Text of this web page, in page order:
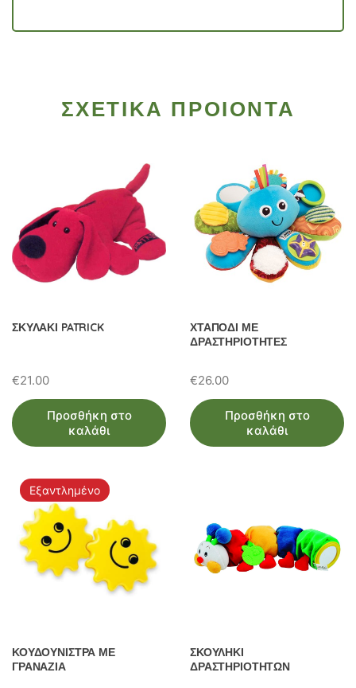
ΣΧΕΤΙΚΑ ΠΡΟΙΟΝΤΑ
ΣΚΥΛΑΚΙ PATRICK
€21.00
Προσθήκη στο
καλάθι
ΧΤΑΠΟΔΙ ΜΕ
ΔΡΑΣΤΗΡΙΟΤΗΤΕΣ
€26.00
Προσθήκη στο
καλάθι
Εξαντλημένο
ΚΟΥΔΟΥΝΙΣΤΡΑ ΜΕ
ΓΡΑΝΑΖΙΑ
ΣΚΟΥΛΗΚΙ
ΔΡΑΣΤΗΡΙΟΤΗΤΩΝ